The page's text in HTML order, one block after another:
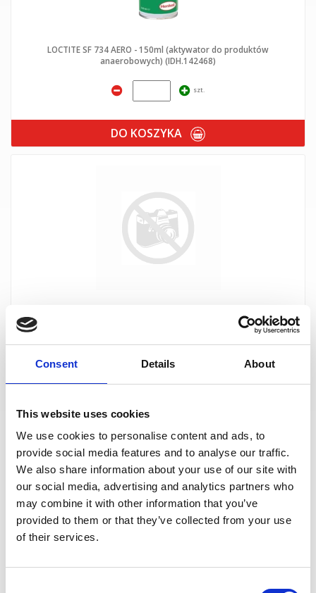
Consent Details About
This website uses cookies
We use cookies to personalise content and ads, to
provide social media features and to analyse our traffic.
We also share information about your use of our site with
our social media, advertising and analytics partners who
may combine it with other information that you’ve
provided to them or that they’ve collected from your use
of their services.
LOCTITE SF 734 AERO - 150ml (aktywator do produktów
anaerobowych) (IDH.142468)
szt.
DO KOSZYKA
LOCTITE SF 7649 - 150ml spray (aktywator do produktów